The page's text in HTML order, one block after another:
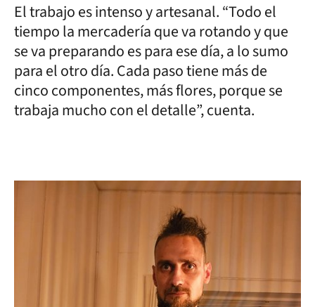
El trabajo es intenso y artesanal. “Todo el
tiempo la mercadería que va rotando y que
se va preparando es para ese día, a lo sumo
para el otro día. Cada paso tiene más de
cinco componentes, más flores, porque se
trabaja mucho con el detalle”, cuenta.